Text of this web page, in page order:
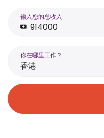
输入您的总收入
你在哪里工作？
香港